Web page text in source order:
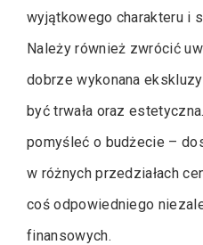
wyjątkowego charakteru i
Należy również zwrócić
dobrze wykonana
być trwała oraz
pomyśleć o budżecie –
w różnych przedziałach
coś odpowiedniego
finansowych.